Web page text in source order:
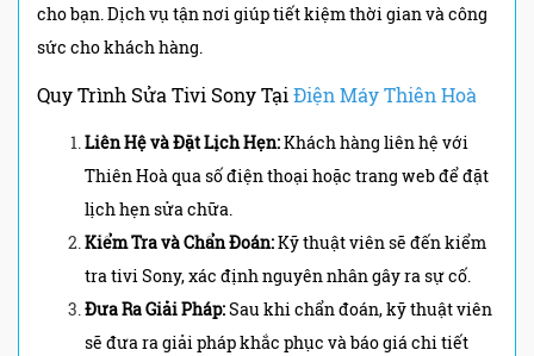
cho bạn. Dịch vụ tận nơi giúp tiết kiệm thời gian và công
sức cho khách hàng.
Quy Trình Sửa Tivi Sony Tại Điện Máy Thiên Hoà
Liên Hệ và Đặt Lịch Hẹn:Khách hàng liên hệ với
Thiên Hoà qua số điện thoại hoặc trang web để đặt
lịch hẹn sửa chữa.
Kiểm Tra và Chẩn Đoán:Kỹ thuật viên sẽ đến kiểm
tra tivi Sony, xác định nguyên nhân gây ra sự cố.
Đưa Ra Giải Pháp:Sau khi chẩn đoán, kỹ thuật viên
sẽ đưa ra giải pháp khắc phục và báo giá chi tiết